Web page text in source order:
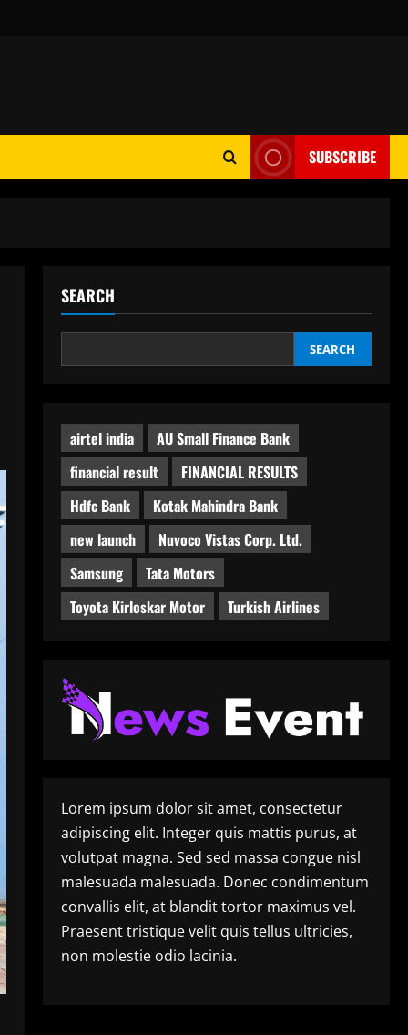
SUBSCRIBE
SEARCH
SEARCH
airtel india
AU Small Finance Bank
financial result
FINANCIAL RESULTS
Hdfc Bank
Kotak Mahindra Bank
new launch
Nuvoco Vistas Corp. Ltd.
Samsung
Tata Motors
Toyota Kirloskar Motor
Turkish Airlines
Lorem ipsum dolor sit amet, consectetur
adipiscing elit. Integer quis mattis purus, at
volutpat magna. Sed sed massa congue nisl
malesuada malesuada. Donec condimentum
convallis elit, at blandit tortor maximus vel.
Praesent tristique velit quis tellus ultricies,
non molestie odio lacinia.